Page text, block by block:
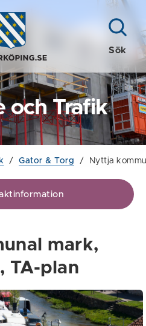
Sök
och Trafik
/ Gator & Torg / Nyttja
mark,
TA-plan